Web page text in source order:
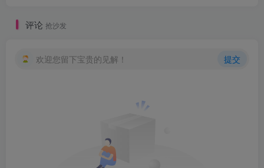
评论 抢沙发
欢迎您留下宝贵的见解！ 提交